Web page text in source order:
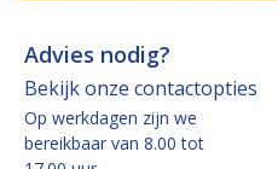
Advies nodig?
Bekijk onze contactopties
Op werkdagen zijn we
bereikbaar van 8.00 tot